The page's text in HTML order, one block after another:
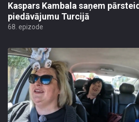
Kaspars Kambala saņem
piedāvājumu Turcijā
68. epizode